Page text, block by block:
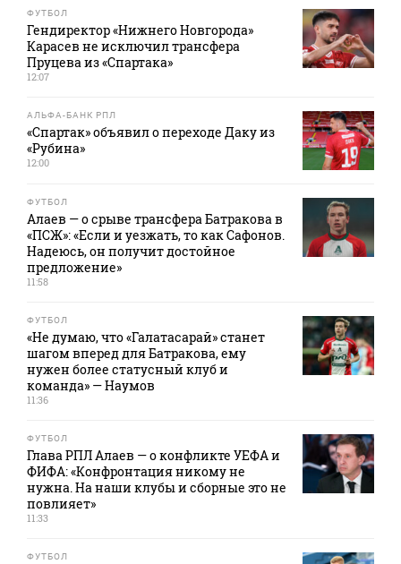
ФУТБОЛ
Гендиректор «Нижнего Новгорода»
Карасев не исключил трансфера
Пруцева из «Спартака»
12:07
АЛЬФА-БАНК РПЛ
«Спартак» объявил о переходе Даку из
«Рубина»
12:00
ФУТБОЛ
Алаев — о срыве трансфера Батракова в
«ПСЖ»: «Если и уезжать, то как Сафонов.
Надеюсь, он получит достойное
предложение»
11:58
ФУТБОЛ
«Не думаю, что «Галатасарай» станет
шагом вперед для Батракова, ему
нужен более статусный клуб и
команда» — Наумов
11:36
ФУТБОЛ
Глава РПЛ Алаев — о конфликте УЕФА и
ФИФА: «Конфронтация никому не
нужна. На наши клубы и сборные это не
повлияет»
11:33
ФУТБОЛ